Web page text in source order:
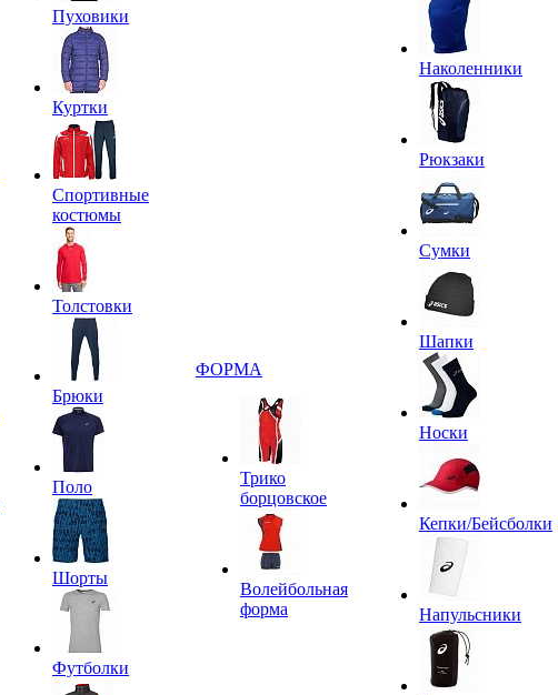
Пуховики
Куртки
Спортивные
костюмы
Толстовки
Брюки
Поло
Шорты
Футболки
ФОРМА
Трико
борцовское
Волейбольная
форма
Наколенники
Рюкзаки
Сумки
Шапки
Носки
Кепки/Бейсболки
Напульсники